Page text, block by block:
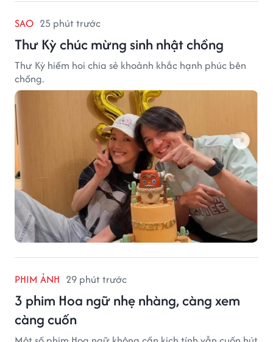
SAO 25 phút trước
Thư Kỳ chúc mừng sinh nhật chồng
Thư Kỳ hiếm hoi chia sẻ khoảnh khắc hạnh phúc bên
chồng.
PHIM ẢNH 29 phút trước
3 phim Hoa ngữ nhẹ nhàng, càng xem
càng cuốn